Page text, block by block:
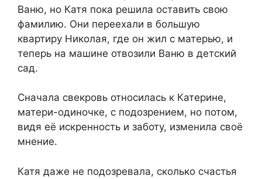
Ваню, но Катя пока решила оставить свою
фамилию. Они переехали в большую
квартиру Николая, где он жил с матерью, и
теперь на машине отвозили Ваню в детский
сад.
Сначала свекровь относилась к Катерине,
матери-одиночке, с подозрением, но потом,
видя её искренность и заботу, изменила своё
мнение.
Катя даже не подозревала, сколько счастья